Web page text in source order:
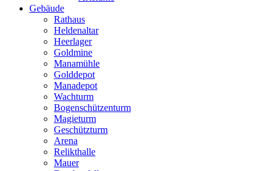
Gebäude
Rathaus
Heldenaltar
Heerlager
Goldmine
Manamühle
Golddepot
Manadepot
Wachturm
Bogenschützenturm
Magieturm
Geschützturm
Arena
Relikthalle
Mauer